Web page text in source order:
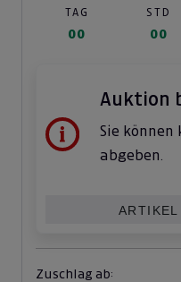
TAG STD
00 00
Auktion
Sie können
abgeben.
Zuschlag ab: